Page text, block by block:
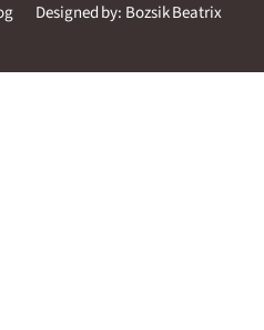
Designed by: Bozsik Beatrix